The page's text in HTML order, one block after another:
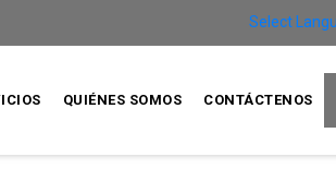
Select
QUIÉNES SOMOS CONTÁCTENOS